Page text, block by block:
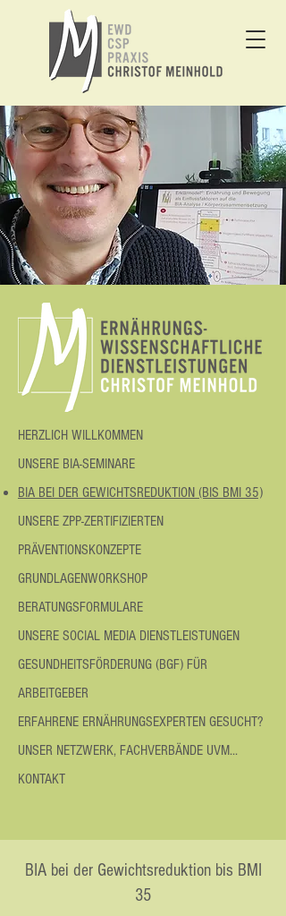
HERZLICH WILLKOMMEN
UNSERE BIA-SEMINARE
BIA BEI DER GEWICHTSREDUKTION (BIS BMI 35)
UNSERE ZPP-ZERTIFIZIERTEN
PRÄVENTIONSKONZEPTE
GRUNDLAGENWORKSHOP
BERATUNGSFORMULARE
UNSERE SOCIAL MEDIA DIENSTLEISTUNGEN
GESUNDHEITSFÖRDERUNG (BGF) FÜR
ARBEITGEBER
ERFAHRENE ERNÄHRUNGSEXPERTEN GESUCHT?
UNSER NETZWERK, FACHVERBÄNDE UVM...
KONTAKT
BIA bei der Gewichtsreduktion bis BMI
35